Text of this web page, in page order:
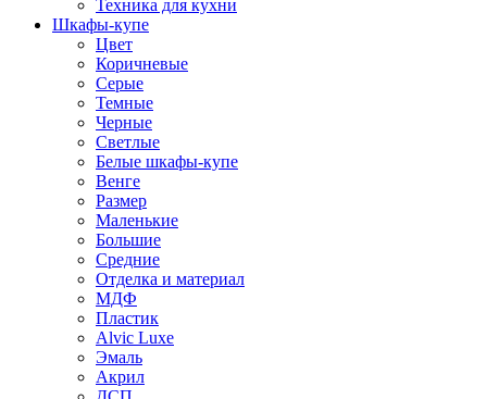
Техника для кухни
Шкафы-купе
Цвет
Коричневые
Серые
Темные
Черные
Светлые
Белые шкафы-купе
Венге
Размер
Маленькие
Большие
Средние
Отделка и материал
МДФ
Пластик
Alvic Luxe
Эмаль
Акрил